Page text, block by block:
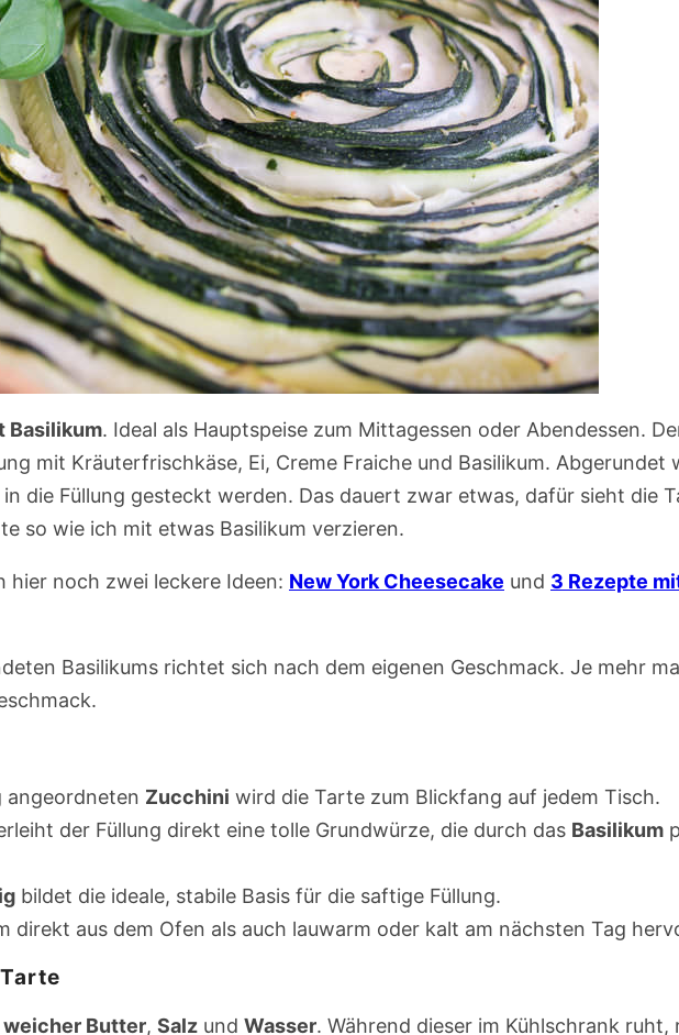
Basilikum. Ideal als Hauptspeise zum Mittagessen oder Abendessen.
mit Kräuterfrischkäse, Ei, Creme Fraiche und Basilikum. Abgerundet
die Füllung gesteckt werden. Das dauert zwar etwas, dafür sieht die
so wie ich mit etwas Basilikum verzieren.
hier noch zwei leckere Ideen: New York Cheesecake und 3 Rezepte
Basilikums richtet sich nach dem eigenen Geschmack. Je mehr
angeordneten Zucchini wird die Tarte zum Blickfang auf jedem Tisch.
der Füllung direkt eine tolle Grundwürze, die durch das Basilikum
bildet die ideale, stabile Basis für die saftige Füllung.
direkt aus dem Ofen als auch lauwarm oder kalt am nächsten Tag
weicher Butter, Salz und Wasser. Während dieser im Kühlschrank ruht,